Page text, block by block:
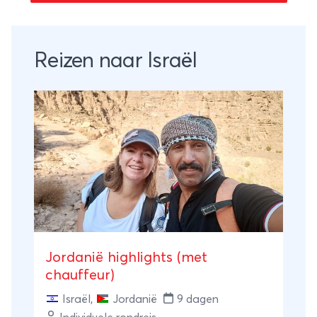
Reizen naar Israël
Jordanië highlights (met
chauffeur)
Israël , Jordanië
9 dagen